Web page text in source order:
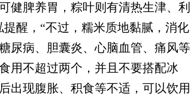
健脾养胃，粽叶则有清热生津、利
醒，“不过，糯米质地黏腻，消化
尿病、胆囊炎、心脑血管、痛风等
用不超过两个，并且不要搭配冰
出现腹胀、积食等不适，可以饮用